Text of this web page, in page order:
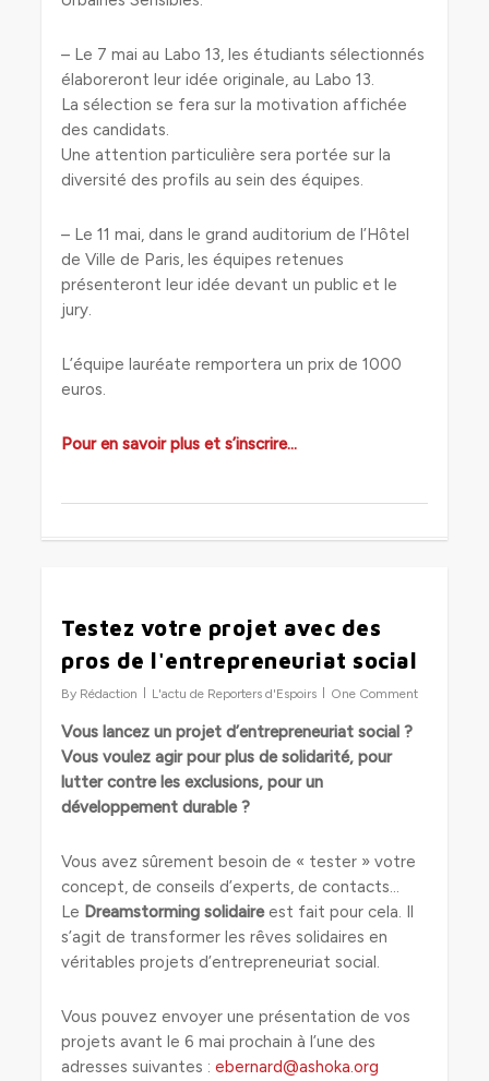
– Le 7 mai au Labo 13, les étudiants sélectionnés
élaboreront leur idée originale, au Labo 13.
La sélection se fera sur la motivation affichée
des candidats.
Une attention particulière sera portée sur la
diversité des profils au sein des équipes.
– Le 11 mai, dans le grand auditorium de l’Hôtel
de Ville de Paris, les équipes retenues
présenteront leur idée devant un public et le
jury.
L’équipe lauréate remportera un prix de 1000
euros.
Pour en savoir plus et s’inscrire…
Testez votre projet avec des
pros de l'entrepreneuriat social
By Rédaction L'actu de Reporters d'Espoirs One Comment
Vous lancez un projet d’entrepreneuriat social ?
Vous voulez agir pour plus de solidarité, pour
lutter contre les exclusions, pour un
développement durable ?
Vous avez sûrement besoin de « tester » votre
concept, de conseils d’experts, de contacts…
Le Dreamstorming solidaire est fait pour cela. Il
s’agit de transformer les rêves solidaires en
véritables projets d’entrepreneuriat social.
Vous pouvez envoyer une présentation de vos
projets avant le 6 mai prochain à l’une des
adresses suivantes :ebernard@ashoka.org